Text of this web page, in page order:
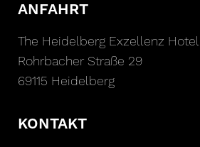
ANFAHRT
The Heidelberg Exzellenz Hotel
Rohrbacher Straße 29
69115 Heidelberg
KONTAKT